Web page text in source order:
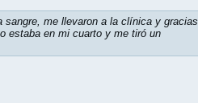
sangre, me llevaron a la clínica y gracias
estaba en mi cuarto y me tiró un